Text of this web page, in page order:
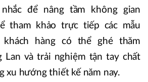
để nâng tầm không gian
tham khảo trực tiếp các mẫu
khách hàng có thể ghé thăm
Lan và trải nghiệm tận tay chất
xu hướng thiết kế năm nay.